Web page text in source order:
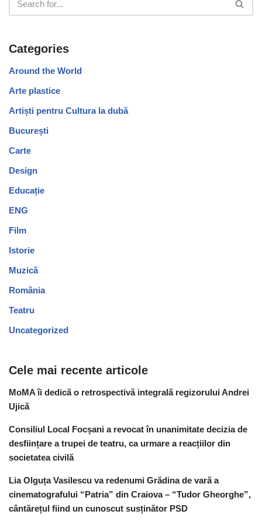
Categories
Around the World
Arte plastice
Artiști pentru Cultura la dubă
București
Carte
Design
Educație
ENG
Film
Istorie
Muzică
România
Teatru
Uncategorized
Cele mai recente articole
MoMA îi dedică o retrospectivă integrală regizorului Andrei
Ujică
Consiliul Local Focșani a revocat în unanimitate decizia de
desființare a trupei de teatru, ca urmare a reacțiilor din
societatea civilă
Lia Olguța Vasilescu va redenumi Grădina de vară a
cinematografului “Patria” din Craiova – “Tudor Gheorghe”,
cântărețul fiind un cunoscut susținător PSD